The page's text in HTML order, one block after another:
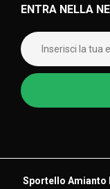
ENTRA NELLA
Sportello Amianto